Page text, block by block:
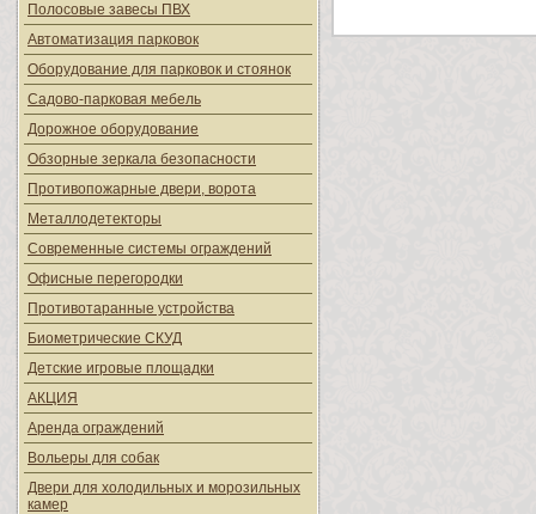
Полосовые завесы ПВХ
Автоматизация парковок
Оборудование для парковок и стоянок
Садово-парковая мебель
Дорожное оборудование
Обзорные зеркала безопасности
Противопожарные двери, ворота
Металлодетекторы
Современные системы ограждений
Офисные перегородки
Противотаранные устройства
Биометрические СКУД
Детские игровые площадки
АКЦИЯ
Аренда ограждений
Вольеры для собак
Двери для холодильных и морозильных
камер